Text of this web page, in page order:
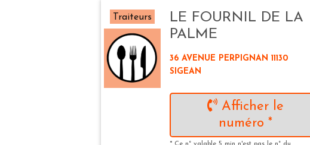
Traiteurs
LE FOURNIL DE LA
PALME
36 AVENUE PERPIGNAN 11130
SIGEAN
Afficher le
numéro *